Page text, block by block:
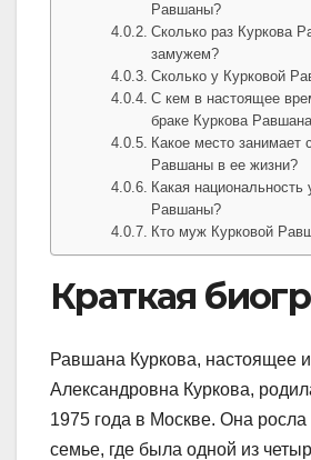
Равшаны?
Сколько раз Куркова
замужем?
Сколько у Курковой
С кем в настоящее
браке Куркова
Какое место занимает
Равшаны в ее жизни?
Какая национальность
Равшаны?
Кто муж Курковой
Краткая
Равшана Куркова, настоящее
Александровна Куркова,
1975 года в Москве. Она росла
семье, где была одной из